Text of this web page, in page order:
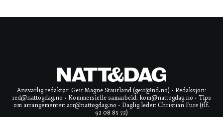
Ansvarlig redaktør: Geir Magne Staurland (geir@nd.no) • Redaksjon:
red@nattogdag.no • Kommersielle samarbeid: kom@nattogdag.no • Tips
om arrangementer: arr@nattogdag.no • Daglig leder: Christian Fure (tlf.
92 08 85 72)